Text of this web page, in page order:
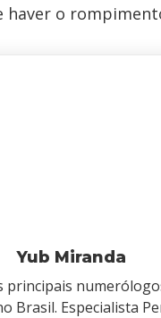
haver o
Yub Miranda
principais
Brasil. Especialista